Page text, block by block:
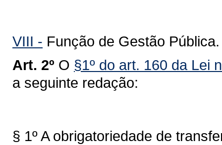
VIII - Função de Gestão Pública.
Art. 2º O §1º do art. 160 da Lei
a seguinte redação:
§ 1º A obrigatoriedade de